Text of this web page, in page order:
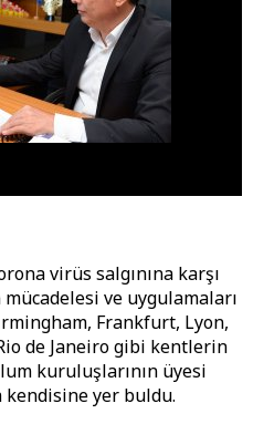
virüs salgınına karşı
mücadelesi ve uygulamaları
Frankfurt, Lyon,
de Janeiro gibi kentlerin
kuruluşlarının üyesi
yer buldu.